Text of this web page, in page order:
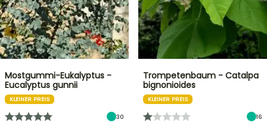
Mostgummi-Eukalyptus -
Eucalyptus gunnii
KLEINER PREIS
30
Trompetenbaum - Catalpa
bignonioides
KLEINER PREIS
16